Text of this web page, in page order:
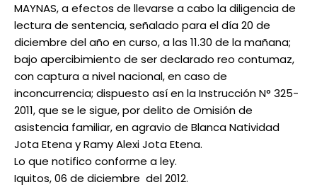
MAYNAS, a efectos de llevarse a cabo la diligencia de
lectura de sentencia, señalado para el día 20 de
diciembre del año en curso, a las 11.30 de la mañana;
bajo apercibimiento de ser declarado reo contumaz,
con captura a nivel nacional, en caso de
inconcurrencia; dispuesto así en la Instrucción N° 325-
2011, que se le sigue, por delito de Omisión de
asistencia familiar, en agravio de Blanca Natividad
Jota Etena y Ramy Alexi Jota Etena.
Lo que notifico conforme a ley.
Iquitos, 06 de diciembre del 2012.